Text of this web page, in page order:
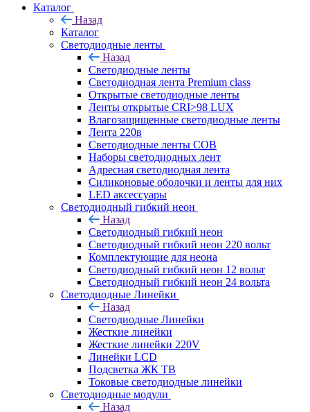
Каталог
Назад
Каталог
Светодиодные ленты
Назад
Светодиодные ленты
Светодиодная лента Premium class
Открытые светодиодные ленты
Ленты открытые CRI>98 LUX
Влагозащищенные светодиодные ленты
Лента 220в
Светодиодные ленты COB
Наборы светодиодных лент
Адресная светодиодная лента
Силиконовые оболочки и ленты для них
LED аксессуары
Светодиодный гибкий неон
Назад
Светодиодный гибкий неон
Светодиодный гибкий неон 220 вольт
Комплектующие для неона
Светодиодный гибкий неон 12 вольт
Светодиодный гибкий неон 24 вольта
Светодиодные Линейки
Назад
Светодиодные Линейки
Жесткие линейки
Жесткие линейки 220V
Линейки LCD
Подсветка ЖК ТВ
Токовые светодиодные линейки
Светодиодные модули
Назад